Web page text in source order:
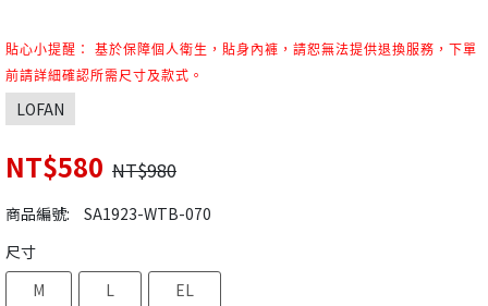
貼心小提醒： 基於保障個人衛生，貼身內褲，請恕無法提供退換服務，下單
前請詳細確認所需尺寸及款式。
LOFAN
NT$580 NT$980
商品編號:
SA1923-WTB-070
尺寸
M
L EL